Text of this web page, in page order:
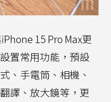
15 Pro Max更
置常用功能，預設
、手電筒、相機、
譯、放大鏡等，更